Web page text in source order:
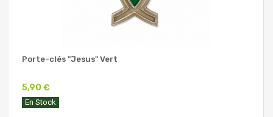
Porte-clés "Jesus" Vert
5,90 €
En Stock